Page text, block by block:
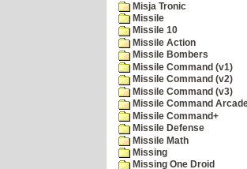
Misja Tronic
Missile
Missile 10
Missile Action
Missile Bombers
Missile Command (v1)
Missile Command (v2)
Missile Command (v3)
Missile Command
Missile Command+
Missile Defense
Missile Math
Missing
Missing One Droid